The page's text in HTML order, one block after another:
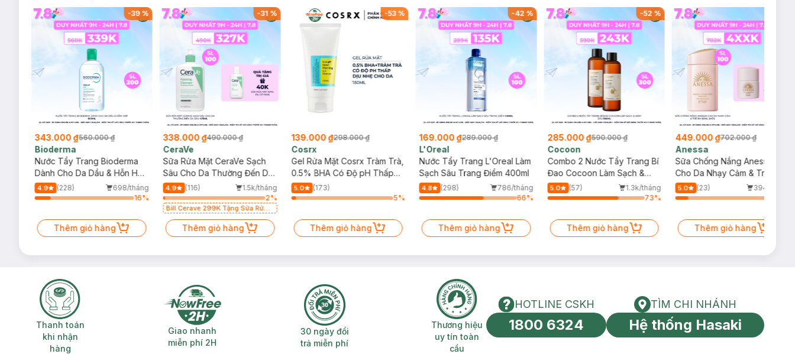
-39%
343.000 ₫560.000 ₫
Bioderma
Nước Tẩy Trang Bioderma
Dành Cho Da Dầu & Hỗn Hợp
500ml
4.9 (228)
698/tháng
16%
Thêm giỏ hàng
-31 %
338.000 ₫490.000 ₫
CeraVe
Sữa Rửa Mặt CeraVe Sạch
Sâu Cho Da Thường Đến Da
Dầu 473ml
4.9 (116)
1.5k/tháng
2%
Bill Cerave 299K Tặng Sữa Rửa
Thêm giỏ hàng
-53%
139.000 ₫298.000 ₫
Cosrx
Gel Rửa Mặt Cosrx Tràm Trà,
0.5% BHA Có Độ pH Thấp
150ml
5.0
(173)
5%
Thêm giỏ hàng
-42 %
169.000 ₫289.000 ₫
L'Oreal
Nước Tẩy Trang L'Oreal Làm
Sạch Sâu Trang Điểm 400ml
4.8 (298)
786/tháng
66%
Thêm giỏ hàng
-52 %
285.000 ₫590.000 ₫
Cocoon
Combo 2 Nước Tẩy Trang Bí
Đao Cocoon Làm Sạch &
Giảm Dầu 500ml
5.0 (57)
1.3k/tháng
73%
Thêm giỏ hàng
449.000 ₫702.000 ₫
Anessa
Sữa Chống Nắng Anessa
Cho Da Nhạy Cảm & Trẻ Em
60ml (Mới)
5.0 (23)
394/tháng
Thêm giỏ hàng
Thanh toán khi nhận hàng
Thanh toán
khi nhận
hàng
Giao nhanh miễn phí 2H
Giao nhanh
miễn phí 2H
30 ngày đổi trả miễn phí
30 ngày đổi
trả miễn phí
Thương hiệu uy tín toàn cầu
Thương hiệu
uy tín toàn
cầu
HOTLINE CSKH
HOTLINE CSKH
1800 6324
Tìm chi nhánh
TÌM CHI NHÁNH
Hệ thống Hasaki